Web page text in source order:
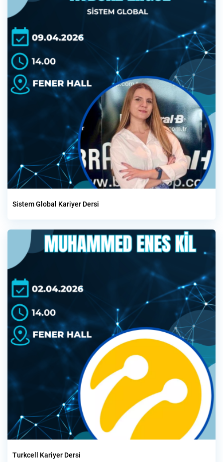
Sistem Global Kariyer Dersi
Turkcell Kariyer Dersi